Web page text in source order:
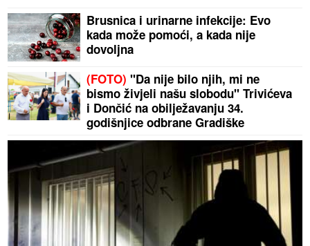
Brusnica i urinarne infekcije: Evo
kada može pomoći, a kada nije
dovoljna
(FOTO) "Da nije bilo njih, mi ne
bismo živjeli našu slobodu" Trivićeva
i Dončić na obilježavanju 34.
godišnjice odbrane Gradiške